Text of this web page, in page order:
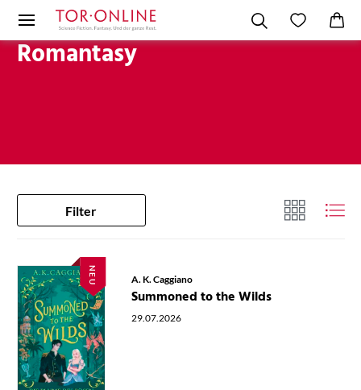
Romantasy
Filter
NEU A. K. Caggiano
Summoned to the Wilds
29.07.2026